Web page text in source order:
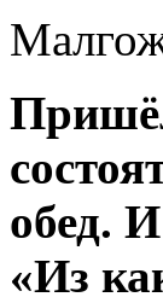
обед.
«Из